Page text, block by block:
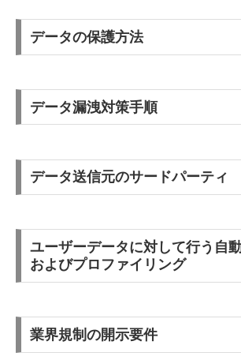
データの保護方法
データ漏洩対策手順
データ送信元のサードパーティ
ユーザーデータに対して行う自
およびプロファイリング
業界規制の開示要件